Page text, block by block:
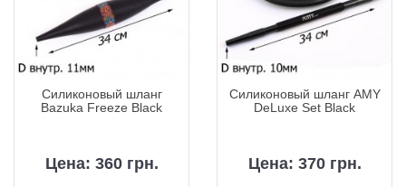
Силиконовый шланг
Bazuka Freeze Black
Цена: 360 грн.
Силиконовый шланг AMY
DeLuxe Set Black
Цена: 370 грн.